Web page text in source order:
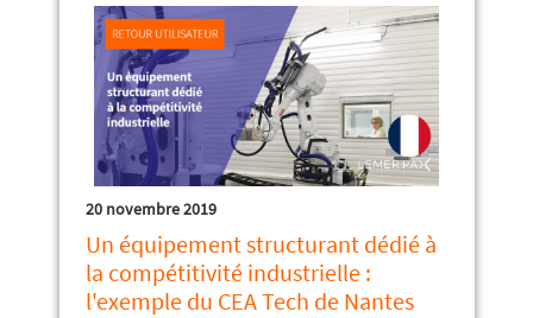
20 novembre 2019
Un équipement structurant dédié à
la compétitivité industrielle :
l'exemple du CEA Tech de Nantes